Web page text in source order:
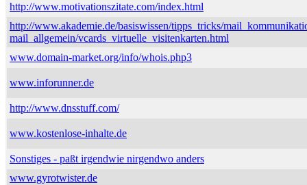
http://www.motivationszitate.com/index.html
http://www.akademie.de/basiswissen/tipps_tricks/
mail_allgemein/vcards_virtuelle_visitenkarten.html
www.domain-market.org/info/whois.php3
www.inforunner.de
http://www.dnsstuff.com/
www.kostenlose-inhalte.de
Sonstiges - paßt irgendwie nirgendwo anders
www.gyrotwister.de